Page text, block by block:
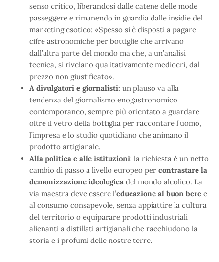
senso critico, liberandosi dalle catene delle mode
passeggere e rimanendo in guardia dalle insidie del
marketing esotico: «Spesso si è disposti a pagare
cifre astronomiche per bottiglie che arrivano
dall’altra parte del mondo ma che, a un’analisi
tecnica, si rivelano qualitativamente mediocri, dal
prezzo non giustificato».
A divulgatori e giornalisti: un plauso va alla
tendenza del giornalismo enogastronomico
contemporaneo, sempre più orientato a guardare
oltre il vetro della bottiglia per raccontare l’uomo,
l’impresa e lo studio quotidiano che animano il
prodotto artigianale.
Alla politica e alle istituzioni: la richiesta è un netto
cambio di passo a livello europeo per contrastare la
demonizzazione ideologica del mondo alcolico. La
via maestra deve essere l’educazione al buon bere e
al consumo consapevole, senza appiattire la cultura
del territorio o equiparare prodotti industriali
alienanti a distillati artigianali che racchiudono la
storia e i profumi delle nostre terre.